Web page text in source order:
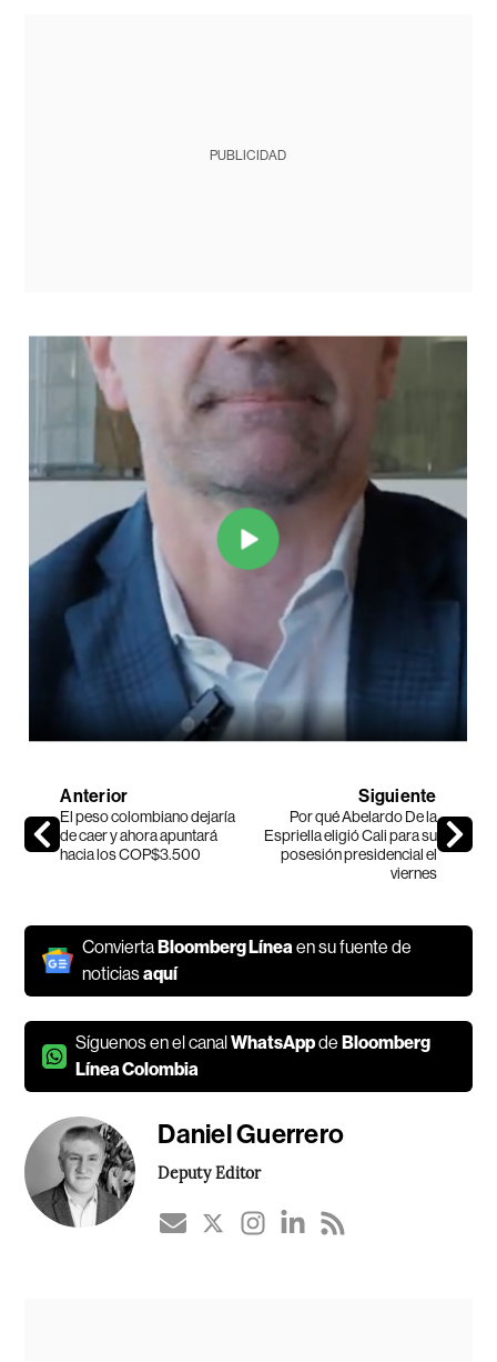
PUBLICIDAD
Anterior
El peso colombiano dejaría
de caer y ahora apuntará
hacia los COP$3.500
Siguiente
Por qué Abelardo De la
Espriella eligió Cali para su
posesión presidencial el
viernes
ConviertaBloomberg Línea en su fuente de
noticiasaquí
Síguenos en el canalWhatsAppdeBloomberg
Línea Colombia
Daniel Guerrero
Deputy Editor